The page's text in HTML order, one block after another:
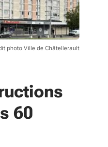
photo Ville de Châtellerault
60